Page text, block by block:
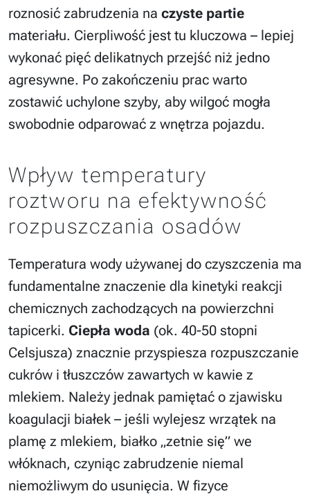
roznosić zabrudzenia na czyste partie
materiału. Cierpliwość jest tu kluczowa – lepiej
wykonać pięć delikatnych przejść niż jedno
agresywne. Po zakończeniu prac warto
zostawić uchylone szyby, aby wilgoć mogła
swobodnie odparować z wnętrza pojazdu.
Wpływ temperatury
roztworu na efektywność
rozpuszczania osadów
Temperatura wody używanej do czyszczenia ma
fundamentalne znaczenie dla kinetyki reakcji
chemicznych zachodzących na powierzchni
tapicerki. Ciepła woda (ok. 40-50 stopni
Celsjusza) znacznie przyspiesza rozpuszczanie
cukrów i tłuszczów zawartych w kawie z
mlekiem. Należy jednak pamiętać o zjawisku
koagulacji białek – jeśli wylejesz wrzątek na
plamę z mlekiem, białko „zetnie się” we
włóknach, czyniąc zabrudzenie niemal
niemożliwym do usunięcia. W fizyce